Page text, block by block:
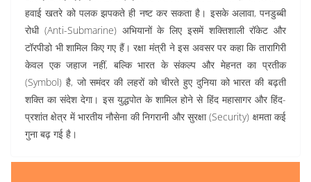
हवाई खतरे को पलक झपकते ही नष्ट कर सकता है। इसके अलावा, पनडुब्बी
रोधी (Anti-Submarine) अभियानों के लिए इसमें शक्तिशाली रॉकेट और
टॉरपीडो भी शामिल किए गए हैं। रक्षा मंत्री ने इस अवसर पर कहा कि तारागिरी
केवल एक जहाज नहीं, बल्कि भारत के संकल्प और मेहनत का प्रतीक
(Symbol) है, जो समंदर की लहरों को चीरते हुए दुनिया को भारत की बढ़ती
शक्ति का संदेश देगा। इस युद्धपोत के शामिल होने से हिंद महासागर और हिंद-
प्रशांत क्षेत्र में भारतीय नौसेना की निगरानी और सुरक्षा (Security) क्षमता कई
गुना बढ़ गई है।